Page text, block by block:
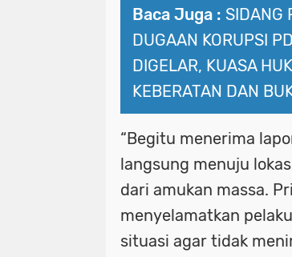
Baca Juga : SIDANG
DUGAAN KORUPSI
DIGELAR, KUASA
KEBERATAN DAN
“Begitu menerima
langsung menuju
dari amukan massa.
menyelamatkan
situasi agar tidak